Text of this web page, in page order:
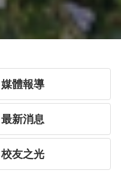
媒體報導
最新消息
校友之光